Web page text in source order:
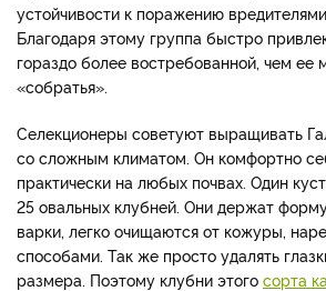
устойчивости к поражению
Благодаря этому группа быстро
гораздо более востребованной, чем
«собратья».
Селекционеры советуют выращивать
со сложным климатом. Он комфортно
практически на любых почвах. Один
25 овальных клубней. Они держат
варки, легко очищаются от кожуры,
способами. Так же просто удалять
размера. Поэтому клубни этого сорта